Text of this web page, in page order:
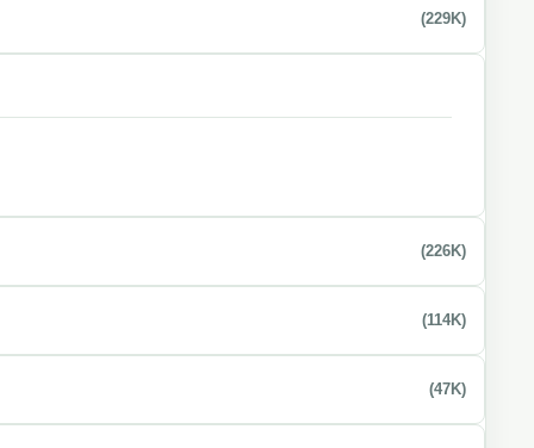
(229K)
(226K)
(114K)
(47K)